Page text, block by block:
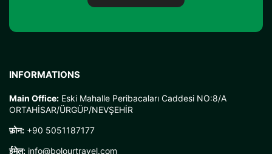
INFORMATIONS
Main Office: Eski Mahalle Peribacaları Caddesi NO:8/A
ORTAHİSAR/ÜRGÜP/NEVŞEHİR
फ़ोन: +90 5051187177
ईमेल: info@bolourtravel.com